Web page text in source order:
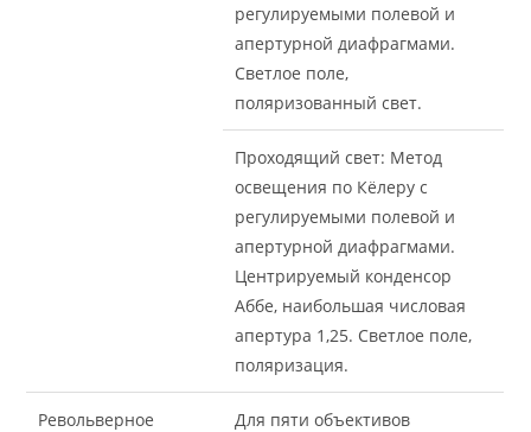
регулируемыми полевой и
апертурной диафрагмами.
Светлое поле,
поляризованный свет.
Проходящий свет: Метод
освещения по Кёлеру с
регулируемыми полевой и
апертурной диафрагмами.
Центрируемый конденсор
Аббе, наибольшая числовая
апертура 1,25. Светлое поле,
поляризация.
Револьверное
Для пяти объективов